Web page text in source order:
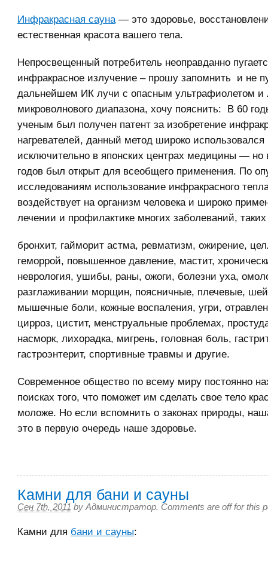
Инфракрасная сауна— это здоровье,
естественная красота вашего тела.
Непросвещенный потребитель неоправданно
инфракрасное излучение – прошу запомнить и не
дальнейшем ИК лучи с опасным ультрафиолетом и
микроволнового диапазона, хочу пояснить: В 60
ученым был получен патент за изобретение
нагревателей, данный метод широко использовался
исключительно в японских центрах медицины — но
годов был открыт для всеобщего применения. По
исследованиям использование инфракрасного
воздействует на организм человека и широко
лечении и профилактике многих заболеваний, таких
бронхит, гайморит астма, ревматизм, ожирение,
геморрой, повышенное давление, мастит,
неврология, ушибы, раны, ожоги, болезни уха,
разглаживании морщин, поясничные, плечевые,
мышечные боли, кожные воспаления, угри,
цирроз, цистит, менструальные проблемах,
насморк, лихорадка, мигрень, головная боль,
гастроэнтерит, спортивные травмы и другие.
Современное общество по всему миру постоянно
поисках того, что поможет им сделать свое тело
моложе. Но если вспомнить о законах природы,
это в первую очередь наше здоровье.
Камни для бани и сауны
Сен 7th, 2011 by Администратор. Comments are off for this
Камни для бани и сауны: